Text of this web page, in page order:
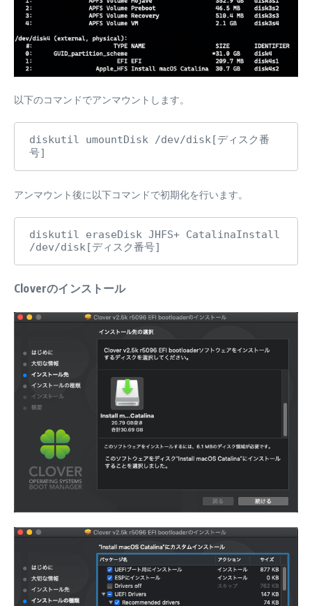
以下のコマンドでアンマウントします。
diskutil umountDisk /dev/disk[ディスク番
号]
アンマウント後に以下コマンドで初期化を行います。
diskutil eraseDisk JHFS+ CatalinaInstall
/dev/disk[ディスク番号]
Cloverのインストール